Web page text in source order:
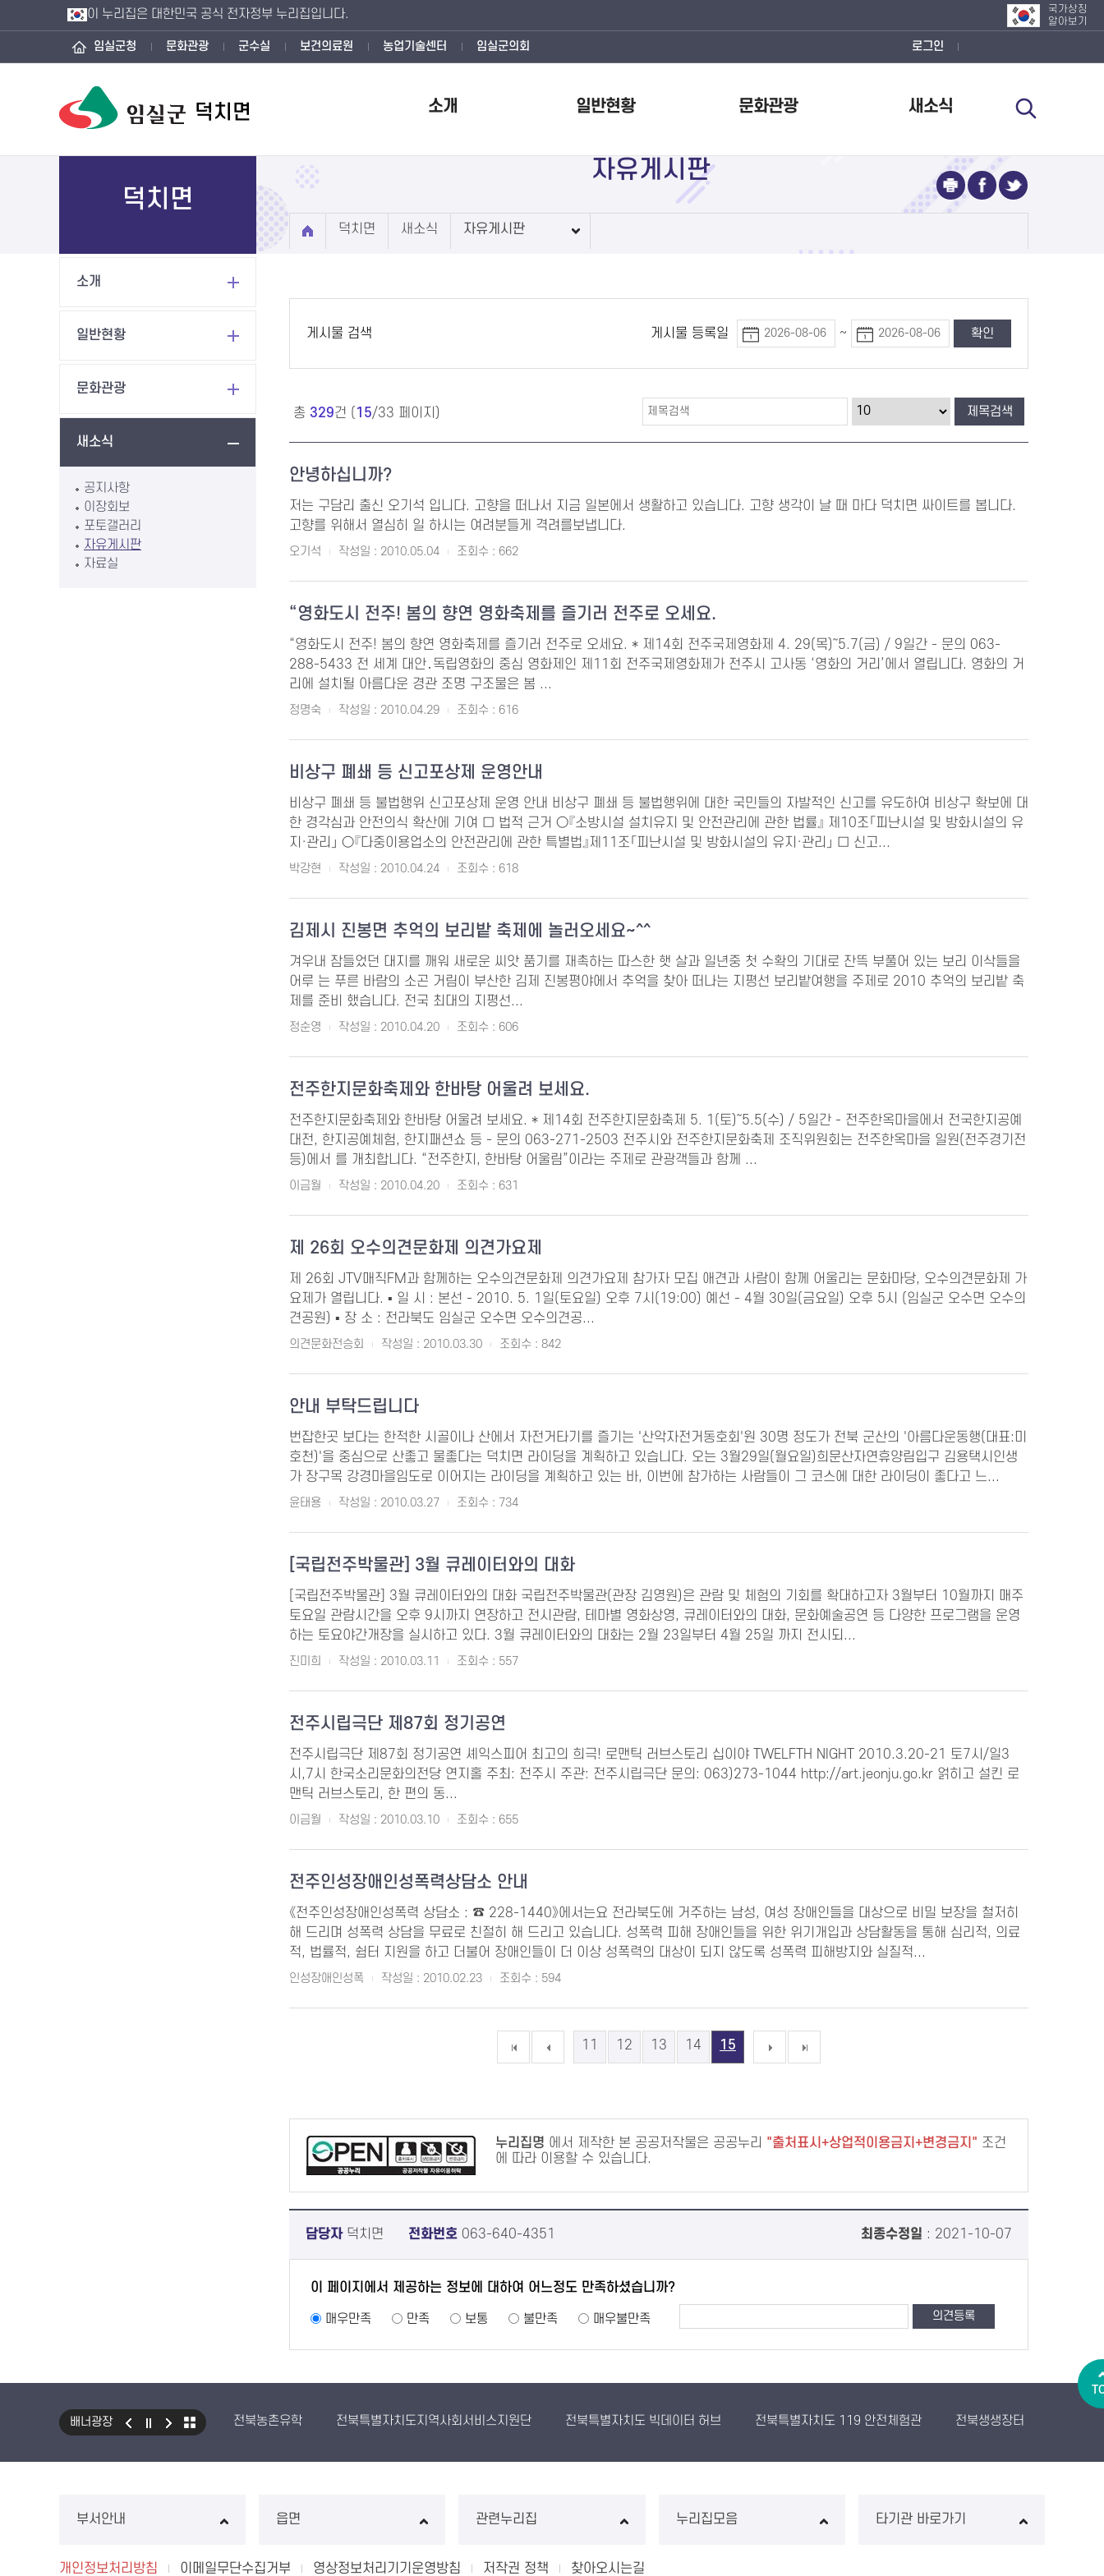
이 누리집은 대한민국 공식 전자정부 누리집입니다.
국가상징
알아보기
임실군청 문화관광 군수실 보건의료원 농업기술센터 임실군의회 로그인
덕치면 소개 일반현황 문화관광 새소식
덕치면
소개
일반현황
문화관광
새소식
공지사항
이장회보
포토갤러리
자유게시판
자료실
자유게시판
덕치면 새소식 자유게시판
게시물 검색 게시물 등록일 ~
총 329건 ( 15/33 페이지)
안녕하십니까?
저는 구담리 출신 오기석 입니다. 고향을 떠나서 지금 일본에서 생활하고 있습니다. 고향 생각이 날 때 마다 덕치면 싸이트를 봅니다.
고향를 위해서 열심히 일 하시는 여려분들게 격려를보냅니다.
오기석 작성일 : 2010.05.04 조회수 : 662
“영화도시 전주! 봄의 향연 영화축제를 즐기러 전주로 오세요.
“영화도시 전주! 봄의 향연 영화축제를 즐기러 전주로 오세요. * 제14회 전주국제영화제 4. 29(목)～5.7(금) / 9일간 - 문의 063-
288-5433 전 세계 대안․독립영화의 중심 영화제인 제11회 전주국제영화제가 전주시 고사동 ‘영화의 거리’에서 열립니다. 영화의 거
리에 설치될 아름다운 경관 조명 구조물은 봄 ...
정명숙 작성일 : 2010.04.29 조회수 : 616
비상구 폐쇄 등 신고포상제 운영안내
비상구 폐쇄 등 불법행위 신고포상제 운영 안내 비상구 폐쇄 등 불법행위에 대한 국민들의 자발적인 신고를 유도하여 비상구 확보에 대
한 경각심과 안전의식 확산에 기여 □ 법적 근거 ○『소방시설 설치유지 및 안전관리에 관한 법률』 제10조「피난시설 및 방화시설의 유
지·관리」 ○『다중이용업소의 안전관리에 관한 특별법』제11조「피난시설 및 방화시설의 유지·관리」 □ 신고...
박강현 작성일 : 2010.04.24 조회수 : 618
김제시 진봉면 추억의 보리밭 축제에 놀러오세요~^^
겨우내 잠들었던 대지를 깨워 새로운 씨앗 품기를 재촉하는 따스한 햇 살과 일년중 첫 수확의 기대로 잔뜩 부풀어 있는 보리 이삭들을
어루 는 푸른 바람의 소곤 거림이 부산한 김제 진봉평야에서 추억을 찾아 떠나는 지평선 보리밭여행을 주제로 2010 추억의 보리밭 축
제를 준비 했습니다. 전국 최대의 지평선...
정순영 작성일 : 2010.04.20 조회수 : 606
전주한지문화축제와 한바탕 어울려 보세요.
전주한지문화축제와 한바탕 어울려 보세요. * 제14회 전주한지문화축제 5. 1(토)～5.5(수) / 5일간 - 전주한옥마을에서 전국한지공예
대전, 한지공예체험, 한지패션쇼 등 - 문의 063-271-2503 전주시와 전주한지문화축제 조직위원회는 전주한옥마을 일원(전주경기전
등)에서 를 개최합니다. “전주한지, 한바탕 어울림”이라는 주제로 관광객들과 함께 ...
이금월 작성일 : 2010.04.20 조회수 : 631
제 26회 오수의견문화제 의견가요제
제 26회 JTV매직FM과 함께하는 오수의견문화제 의견가요제 참가자 모집 애견과 사람이 함께 어울리는 문화마당, 오수의견문화제 가
요제가 열립니다. ▪ 일 시 : 본선 - 2010. 5. 1일(토요일) 오후 7시(19:00) 예선 - 4월 30일(금요일) 오후 5시 (임실군 오수면 오수의
견공원) ▪ 장 소 : 전라북도 임실군 오수면 오수의견공...
의견문화전승회 작성일 : 2010.03.30 조회수 : 842
안내 부탁드립니다
번잡한곳 보다는 한적한 시골이나 산에서 자전거타기를 즐기는 '산악자전거동호회'원 30명 정도가 전북 군산의 '아름다운동행(대표:미
호천)'을 중심으로 산좋고 물좋다는 덕치면 라이딩을 계획하고 있습니다. 오는 3월29일(월요일)희문산자연휴양림입구 김용택시인생
가 장구목 강경마을임도로 이어지는 라이딩을 계획하고 있는 바, 이번에 참가하는 사람들이 그 코스에 대한 라이딩이 좋다고 느...
윤태용 작성일 : 2010.03.27 조회수 : 734
[국립전주박물관] 3월 큐레이터와의 대화
[국립전주박물관] 3월 큐레이터와의 대화 국립전주박물관(관장 김영원)은 관람 및 체험의 기회를 확대하고자 3월부터 10월까지 매주
토요일 관람시간을 오후 9시까지 연장하고 전시관람, 테마별 영화상영, 큐레이터와의 대화, 문화예술공연 등 다양한 프로그램을 운영
하는 토요야간개장을 실시하고 있다. 3월 큐레이터와의 대화는 2월 23일부터 4월 25일 까지 전시되...
진미희 작성일 : 2010.03.11 조회수 : 557
전주시립극단 제87회 정기공연
전주시립극단 제87회 정기공연 셰익스피어 최고의 희극! 로맨틱 러브스토리 십이야 TWELFTH NIGHT 2010.3.20-21 토7시/일3
시,7시 한국소리문화의전당 연지홀 주최: 전주시 주관: 전주시립극단 문의: 063)273-1044 http://art.jeonju.go.kr 얽히고 설킨 로
맨틱 러브스토리, 한 편의 동...
이금월 작성일 : 2010.03.10 조회수 : 655
전주인성장애인성폭력상담소 안내
《전주인성장애인성폭력 상담소 : ☎ 228-1440》에서는요 전라북도에 거주하는 남성, 여성 장애인들을 대상으로 비밀 보장을 철저히
해 드리며 성폭력 상담을 무료로 친절히 해 드리고 있습니다. 성폭력 피해 장애인들을 위한 위기개입과 상담활동을 통해 심리적, 의료
적, 법률적, 쉼터 지원을 하고 더불어 장애인들이 더 이상 성폭력의 대상이 되지 않도록 성폭력 피해방지와 실질적...
인성장애인성폭 작성일 : 2010.02.23 조회수 : 594
11 12 13 14 15
누리집명 에서 제작한 본 공공저작물은 공공누리 출처표시+상업적이용금지+변경금지
조건
에 따라 이용할 수 있습니다.
담당자덕치면 전화번호 063-640-4351 최종수정일 : 2021-10-07
이 페이지에서 제공하는 정보에 대하여 어느정도 만족하셨습니까?
매우만족 만족 보통 불만족 매우불만족
배너광장 전북농촌유학 전북특별자치도지역사회서비스지원단 전북특별자치도 빅데이터 허브 전북특별자치도 119 안전체험관 전북생생장터
부서안내 읍면 관련누리집 누리집모음 타기관 바로가기
개인정보처리방침 이메일무단수집거부 영상정보처리기기운영방침 저작권 정책 찾아오시는길